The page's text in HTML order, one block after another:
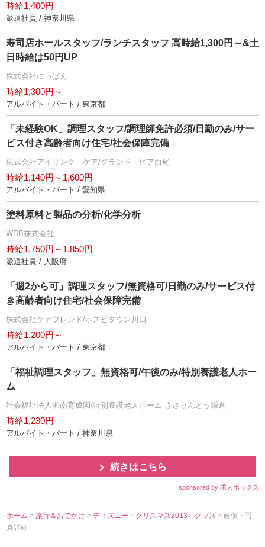
時給1,400円
派遣社員 / 神奈川県
寿司店ホールスタッフ/ランチスタッフ 高時給1,300円～&土
日時給は50円UP
株式会社にっぱん
時給1,300円～
アルバイト・パート / 東京都
「未経験OK」調理スタッフ/調理師免許必須/日勤のみ/サー
ビス付き高齢者向け住宅/社会保障完備
株式会社アイリンク・ケア/グランド・ピア西尾
時給1,140円～1,600円
アルバイト・パート / 愛知県
塗料原料と製品の分析/化学分析
WDB株式会社
時給1,750円～1,850円
派遣社員 / 大阪府
「週2から可」調理スタッフ/無資格可/日勤のみ/サービス付
き高齢者向け住宅/社会保障完備
株式会社ケアフレンド/ホスピタウン川口
時給1,200円～
アルバイト・パート / 東京都
「福祉調理スタッフ」無資格可/午後のみ/特別養護老人ホー
ム
社会福祉法人湘南育成園/特別養護老人ホーム ささりんどう鎌倉
時給1,230円
アルバイト・パート / 神奈川県
続きはこちら
sponsored by 求人ボックス
ホーム >旅行＆おでかけ>ディズニー・クリスマス2013 グッズ> 画像・写
真詳細